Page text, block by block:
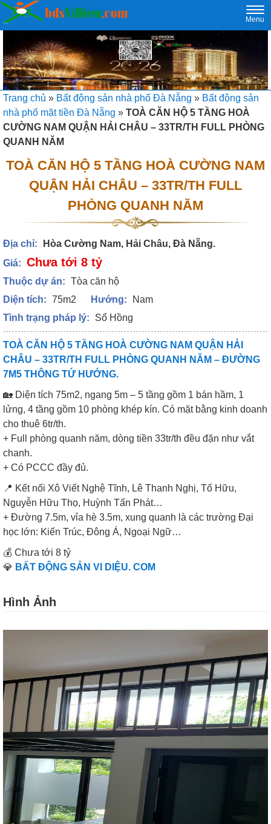
Menu
Trang chủ » Bất động sản nhà phố Đà Nẵng » Bất động sản
nhà phố mặt tiền Đà Nẵng » TOÀ CĂN HỘ 5 TẦNG HOÀ
CƯỜNG NAM QUẬN HẢI CHÂU – 33TR/TH FULL PHÒNG
QUANH NĂM
TOÀ CĂN HỘ 5 TẦNG HOÀ CƯỜNG NAM
QUẬN HẢI CHÂU – 33TR/TH FULL
PHÒNG QUANH NĂM
Địa chỉ:
Hòa Cường Nam, Hải Châu, Đà Nẵng.
Giá: Chưa tới 8 tỷ
Thuộc dự án: Tòa căn hộ
Diện tích: 75m2 Hướng:
Nam
Tình trạng pháp lý:
Sổ Hồng
TOÀ CĂN HỘ 5 TẦNG HOÀ CƯỜNG NAM QUẬN HẢI
CHÂU – 33TR/TH FULL PHÒNG QUANH NĂM – ĐƯỜNG
7M5 THÔNG TỨ HƯỚNG.
🏡 Diện tích 75m2, ngang 5m – 5 tầng gồm 1 bán hầm, 1
lửng, 4 tầng gồm 10 phòng khép kín. Có mặt bằng kinh doanh
cho thuê 6tr/th.
+ Full phòng quanh năm, dòng tiền 33tr/th đều đặn như vắt
chanh.
+ Có PCCC đầy đủ.
📍 Kết nối Xô Viết Nghệ Tĩnh, Lê Thanh Nghị, Tố Hữu,
Nguyễn Hữu Thọ, Huỳnh Tấn Phát…
+ Đường 7.5m, vỉa hè 3.5m, xung quanh là các trường Đại
học lớn: Kiến Trúc, Đông Á, Ngoại Ngữ…
💰 Chưa tới 8 tỷ
💎 BẤT ĐỘNG SẢN VI DIỆU. COM
Hình Ảnh